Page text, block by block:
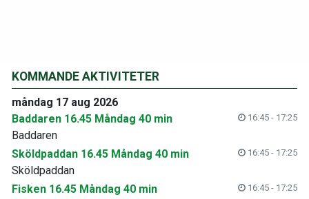
KOMMANDE AKTIVITETER
måndag 17 aug 2026
Baddaren 16.45 Måndag 40 min
16:45 - 17:25
Baddaren
Sköldpaddan 16.45 Måndag 40 min
16:45 - 17:25
Sköldpaddan
Fisken 16.45 Måndag 40 min
16:45 - 17:25